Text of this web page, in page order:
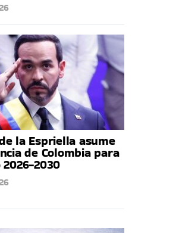
la Espriella asume
de Colombia para
2030